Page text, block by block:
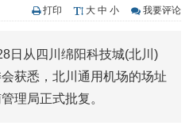
打印
大 中 小 我要评论
日从四川绵阳科技城(北川)
获悉，北川通用机场的场址
理局正式批复。